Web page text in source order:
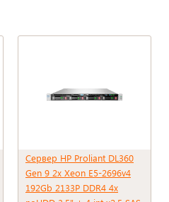
Сервер HP Proliant DL360
Gen 9 2x Xeon E5-2696v4
192Gb 2133P DDR4 4x